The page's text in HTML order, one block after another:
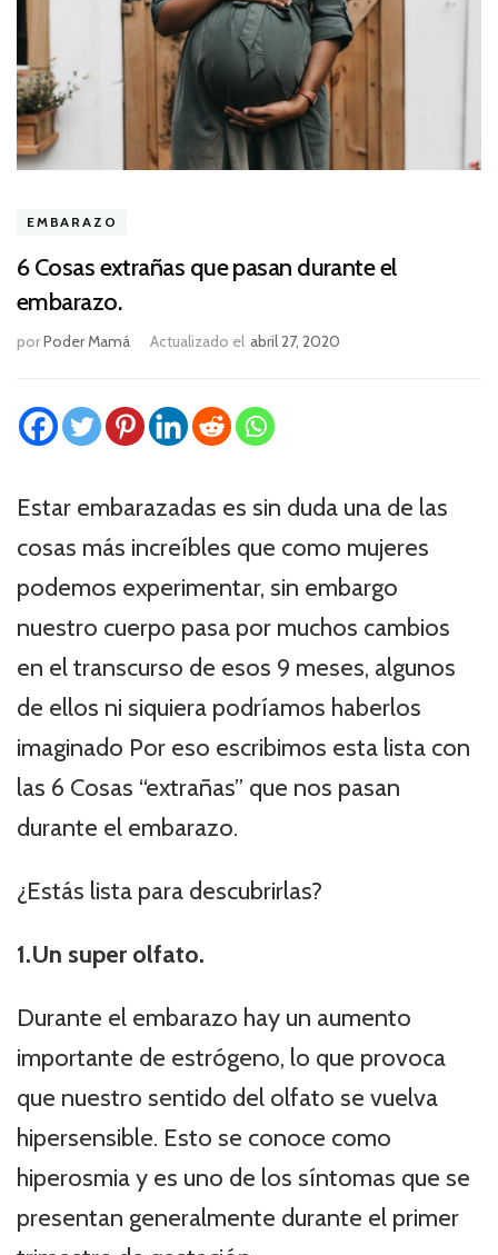
EMBARAZO
6 Cosas extrañas que pasan durante el
embarazo.
porPoder Mamá Actualizado el abril 27, 2020
Estar embarazadas es sin duda una de las
cosas más increíbles que como mujeres
podemos experimentar, sin embargo
nuestro cuerpo pasa por muchos cambios
en el transcurso de esos 9 meses, algunos
de ellos ni siquiera podríamos haberlos
imaginado Por eso escribimos esta lista con
las 6 Cosas “extrañas” que nos pasan
durante el embarazo.
¿Estás lista para descubrirlas?
1.Un super olfato.
Durante el embarazo hay un aumento
importante de estrógeno, lo que provoca
que nuestro sentido del olfato se vuelva
hipersensible. Esto se conoce como
hiperosmia y es uno de los síntomas que se
presentan generalmente durante el primer